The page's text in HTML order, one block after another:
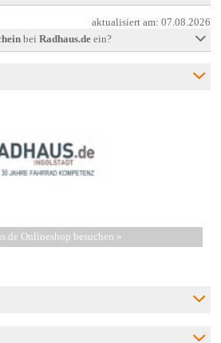
aktualisiert am:07.08.2026
bei Radhaus.deein?
Onlineshop besuchen »